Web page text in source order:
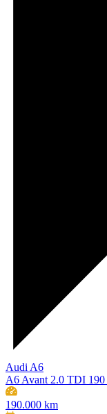
Audi A6
A6 Avant 2.0 TDI 190
190.000 km